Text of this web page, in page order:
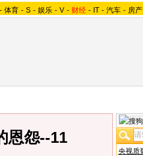
- 体育 - S - 娱乐 - V - 财经 - IT - 汽车 - 房产
恩怨--11
央视质